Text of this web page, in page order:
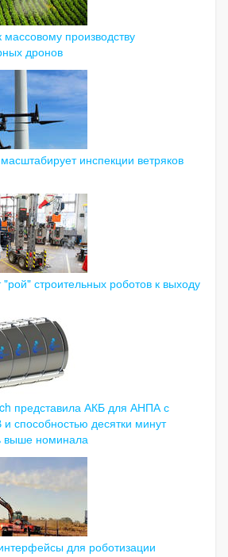
массовому производству
дронов
инспекции ветряков
"рой" строительных роботов к выходу
представила АКБ для АНПА с
способностью десятки минут
выше номинала
для роботизации